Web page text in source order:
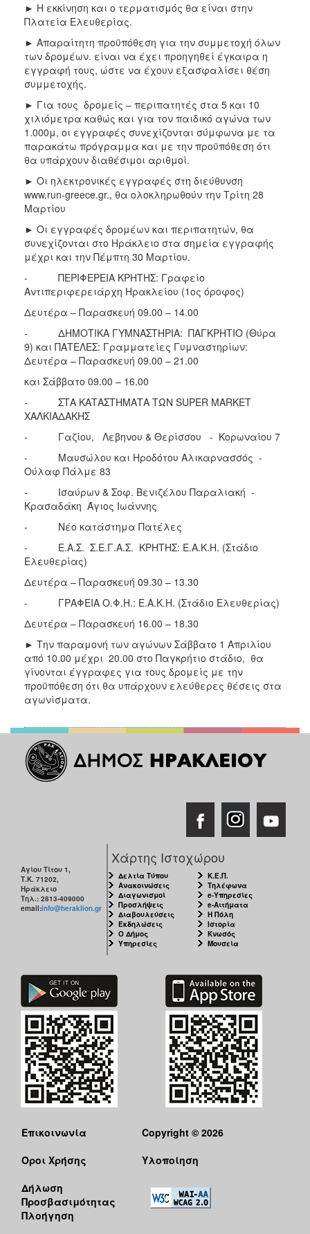
► Η εκκίνηση και ο τερματισμός θα είναι στην
Πλατεία Ελευθερίας.
► Απαραίτητη προϋπόθεση για την συμμετοχή όλων
των δρομέων. είναι να έχει προηγηθεί έγκαιρα η
εγγραφή τους, ώστε να έχουν εξασφαλίσει θέση
συμμετοχής.
► Για τους δρομείς – περιπατητές στα 5 και 10
χιλιόμετρα καθώς και για τον παιδικό αγώνα των
1.000μ, οι εγγραφές συνεχίζονται σύμφωνα με τα
παρακάτω πρόγραμμα και με την προϋπόθεση ότι
θα υπάρχουν διαθέσιμοι αριθμοί.
► Οι ηλεκτρονικές εγγραφές στη διεύθυνση
www.run-greece.gr., θα ολοκληρωθούν την Τρίτη 28
Μαρτίου
► Οι εγγραφές δρομέων και περιπατητών, θα
συνεχίζονται στο Ηράκλειο στα σημεία εγγραφής
μέχρι και την Πέμπτη 30 Μαρτίου.
- ΠΕΡΙΦΕΡΕΙΑ ΚΡΗΤΗΣ: Γραφείο
Αντιπεριφερειάρχη Ηρακλείου (1ος όροφος)
Δευτέρα – Παρασκευή 09.00 – 14.00
- ΔΗΜΟΤΙΚΑ ΓΥΜΝΑΣΤΗΡΙΑ: ΠΑΓΚΡΗΤΙΟ (Θύρα
9) και ΠΑΤΕΛΕΣ: Γραμματείες Γυμναστηρίων:
Δευτέρα – Παρασκευή 09.00 – 21.00
και Σάββατο 09.00 – 16.00
- ΣΤΑ ΚΑΤΑΣΤΗΜΑΤΑ ΤΩΝ SUPER MARKET
ΧΑΛΚΙΑΔΑΚΗΣ
- Γαζίου, Λεβηνου & Θερίσσου - Κορωναίου 7
- Μαυσώλου και Ηροδότου Αλικαρνασσός -
Ούλαφ Πάλμε 83
- Ισαύρων & Σοφ. Βενιζέλου Παραλιακή -
Κρασαδάκη Άγιος Ιωάννης
- Νέο κατάστημα Πατέλες
- Ε.Α.Σ. Σ.Ε.Γ.Α.Σ. ΚΡΗΤΗΣ: Ε.Α.Κ.Η. (Στάδιο
Ελευθερίας)
Δευτέρα – Παρασκευή 09.30 – 13.30
- ΓΡΑΦΕΙΑ Ο.Φ.Η.: Ε.Α.Κ.Η. (Στάδιο Ελευθερίας)
Δευτέρα – Παρασκευή 16.00 – 18.30
► Την παραμονή των αγώνων Σάββατο 1 Απριλίου
από 10.00 μέχρι 20.00 στο Παγκρήτιο στάδιο, θα
γίνονται έγγραφες για τους δρομείς με την
προϋπόθεση ότι θα υπάρχουν ελεύθερες θέσεις στα
αγωνίσματα.
Αγίου Τίτου 1,
Τ.Κ. 71202,
Ηράκλειο
Τηλ.: 2813-409000
email:info@heraklion.gr
Χάρτης Ιστοχώρου
Δελτία Τύπου
Ανακοινώσεις
Διαγωνισμοί
Προσλήψεις
Διαβουλεύσεις
Εκδηλώσεις
Ο Δήμος
Υπηρεσίες
Κ.Ε.Π.
Τηλέφωνα
e-Υπηρεσίες
e-Αιτήματα
Η Πόλη
Ιστορία
Κνωσός
Μουσεία
Επικοινωνία
Όροι Χρήσης
Δήλωση
Προσβασιμότητας
Πλοήγηση
Copyright © 2026
Υλοποίηση